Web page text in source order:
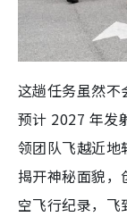
这趟任务虽然不
预计 2027 年发
领团队飞越近地
揭开神秘面貌，
空飞行纪录，